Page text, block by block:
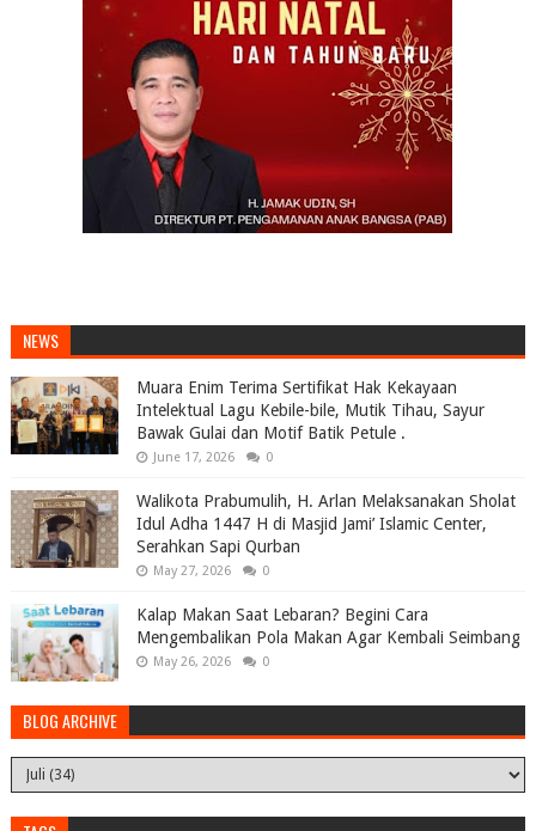
NEWS
Muara Enim Terima Sertifikat Hak Kekayaan
Intelektual Lagu Kebile-bile, Mutik Tihau, Sayur
Bawak Gulai dan Motif Batik Petule .
June 17, 2026 0
Walikota Prabumulih, H. Arlan Melaksanakan Sholat
Idul Adha 1447 H di Masjid Jami’ Islamic Center,
Serahkan Sapi Qurban
May 27, 2026 0
Kalap Makan Saat Lebaran? Begini Cara
Mengembalikan Pola Makan Agar Kembali Seimbang
May 26, 2026 0
BLOG ARCHIVE